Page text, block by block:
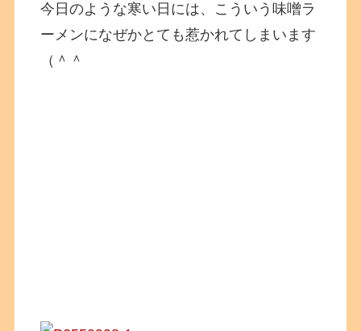
今日のような寒い日には、こういう味噌ラ
ーメンになぜかとても惹かれてしまいます
（＾＾